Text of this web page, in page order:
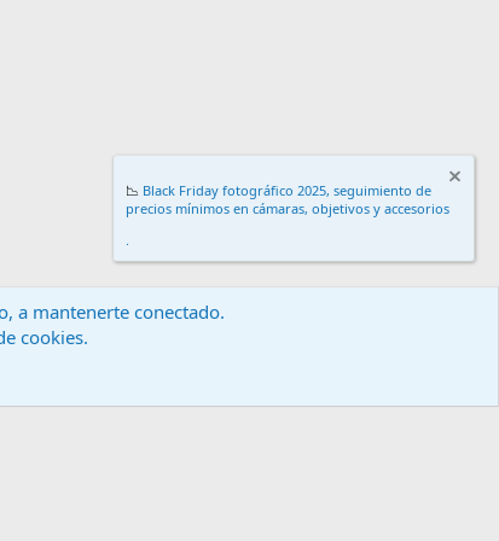
y reglas
📉 Black Friday fotográfico 2025, seguimiento de
precios mínimos en cámaras, objetivos y accesorios
.
a mantenerte conectado.
cookies.